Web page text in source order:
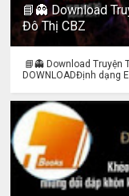
📘👻 Download
Đô Thị CBZ
📘👻 Download Truyện
DOWNLOADĐịnh